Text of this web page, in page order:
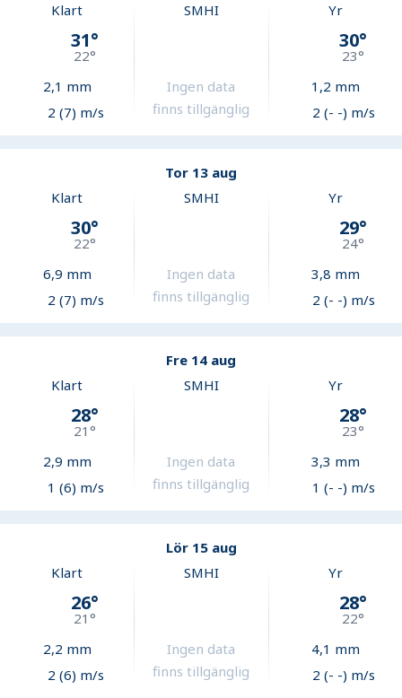
Klart
31°
22°
2,1 mm
2 (7) m/s
SMHI
Ingen data
finns tillgänglig
Yr
30°
23°
1,2 mm
2 (- -) m/s
Tor 13 aug
Klart
30°
22°
6,9 mm
2 (7) m/s
SMHI
Ingen data
finns tillgänglig
Yr
29°
24°
3,8 mm
2 (- -) m/s
Fre 14 aug
Klart
28°
21°
2,9 mm
1 (6) m/s
SMHI
Ingen data
finns tillgänglig
Yr
28°
23°
3,3 mm
1 (- -) m/s
Lör 15 aug
Klart
26°
21°
2,2 mm
2 (6) m/s
SMHI
Ingen data
finns tillgänglig
Yr
28°
22°
4,1 mm
2 (- -) m/s